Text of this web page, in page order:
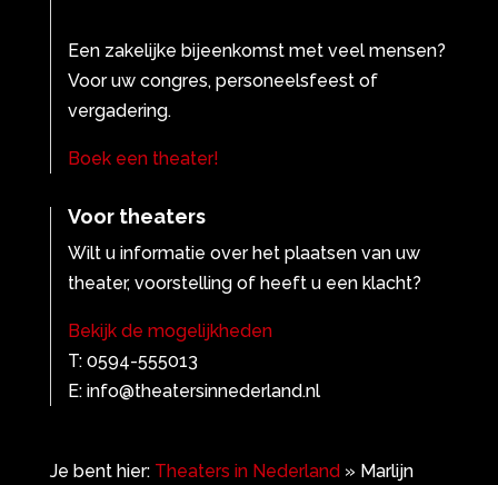
Een zakelijke bijeenkomst met veel mensen?
Voor uw congres, personeelsfeest of
vergadering.
Boek een theater!
Voor theaters
Wilt u informatie over het plaatsen van uw
theater, voorstelling of heeft u een klacht?
Bekijk de mogelijkheden
T: 0594-555013
E: info@theatersinnederland.nl
Je bent hier: Theaters in Nederland» Marlijn